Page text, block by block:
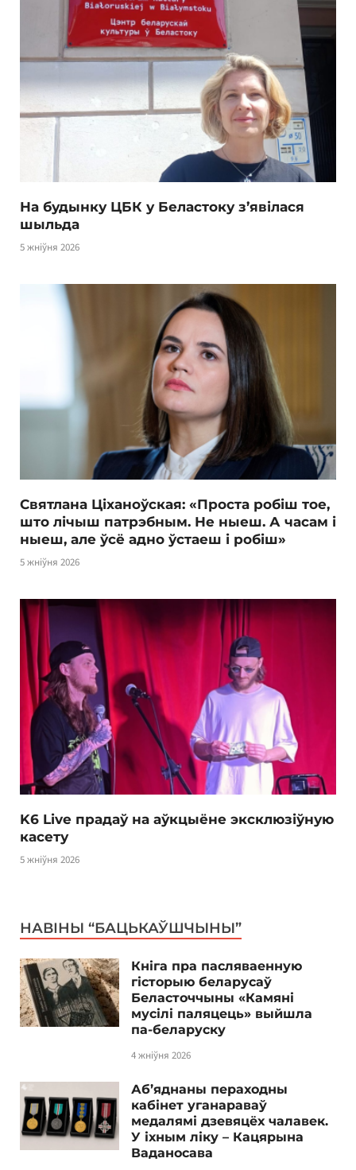
На будынку ЦБК у Беластоку з’явілася
шыльда
5 жніўня 2026
Святлана Ціханоўская: «Проста робіш тое,
што лічыш патрэбным. Не ныеш. А часам і
ныеш, але ўсё адно ўстаеш і робіш»
5 жніўня 2026
K6 Live прадаў на аўкцыёне эксклюзіўную
касету
5 жніўня 2026
НАВІНЫ “БАЦЬКАЎШЧЫНЫ”
Кніга пра пасляваенную
гісторыю беларусаў
Беласточчыны «Камяні
мусілі паляцець» выйшла
па-беларуску
4 жніўня 2026
Аб’яднаны пераходны
кабінет уганараваў
медалямі дзевяцёх чалавек.
У іхным ліку – Кацярына
Ваданосава